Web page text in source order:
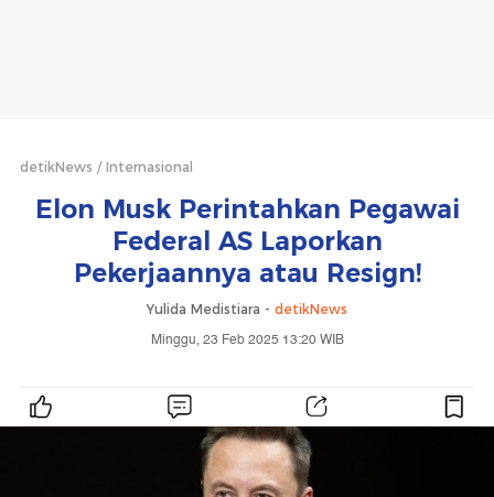
detikNews Internasional
Elon Musk Perintahkan Pegawai
Federal AS Laporkan
Pekerjaannya atau Resign!
Yulida Medistiara - detikNews
Minggu, 23 Feb 2025 13:20 WIB